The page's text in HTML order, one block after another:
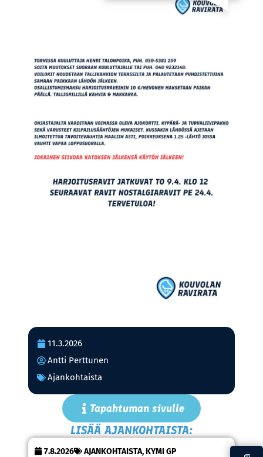
11.3.2026
Antti Perttunen
Ajankohtaista
Tapahtuman sivulle
LISÄÄ AJANKOHTAISTA:
7.8.2026 AJANKOHTAISTA,KYMI GP